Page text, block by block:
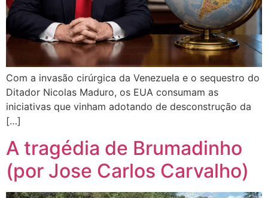
Com a invasão cirúrgica da Venezuela e o sequestro do
Ditador Nicolas Maduro, os EUA consumam as
iniciativas que vinham adotando de desconstrução da
[…]
A tragédia de Brumadinho
(por Jose Carlos Carvalho)